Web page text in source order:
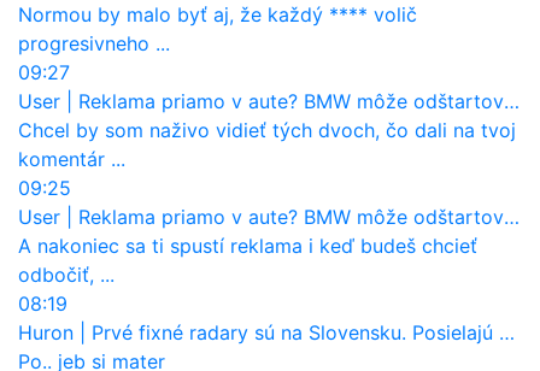
Normou by malo byť aj, že každý **** volič
progresivneho ...
09:27
User
Reklama priamo v aute? BMW môže odštartovať nový trend
Chcel by som naživo vidieť tých dvoch, čo dali na tvoj
komentár ...
09:25
User
Reklama priamo v aute? BMW môže odštartovať nový trend
A nakoniec sa ti spustí reklama i keď budeš chcieť
odbočiť, ...
08:19
Huron
Prvé fixné radary sú na Slovensku. Posielajú už pokuty? Ukáže ich Waze?
Po.. jeb si mater